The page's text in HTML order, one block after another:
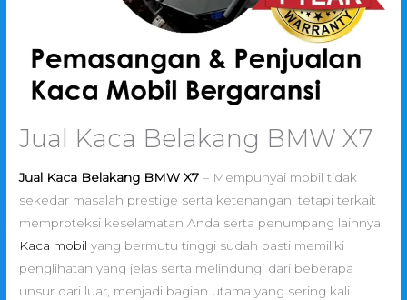
Jual Kaca Belakang BMW X7
Jual Kaca Belakang BMW X7 – Mempunyai mobil tidak
sekedar masalah prestige serta ketenangan, tetapi terkait
memproteksi keselamatan Anda serta penumpang lainnya.
Kaca mobil yang bermutu tinggi sudah pasti memiliki
penglihatan yang jelas serta melindungi dari beberapa
unsur dari luar, menjadi bagian utama yang sering kali